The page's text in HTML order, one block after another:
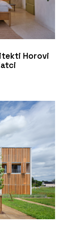
Horovi